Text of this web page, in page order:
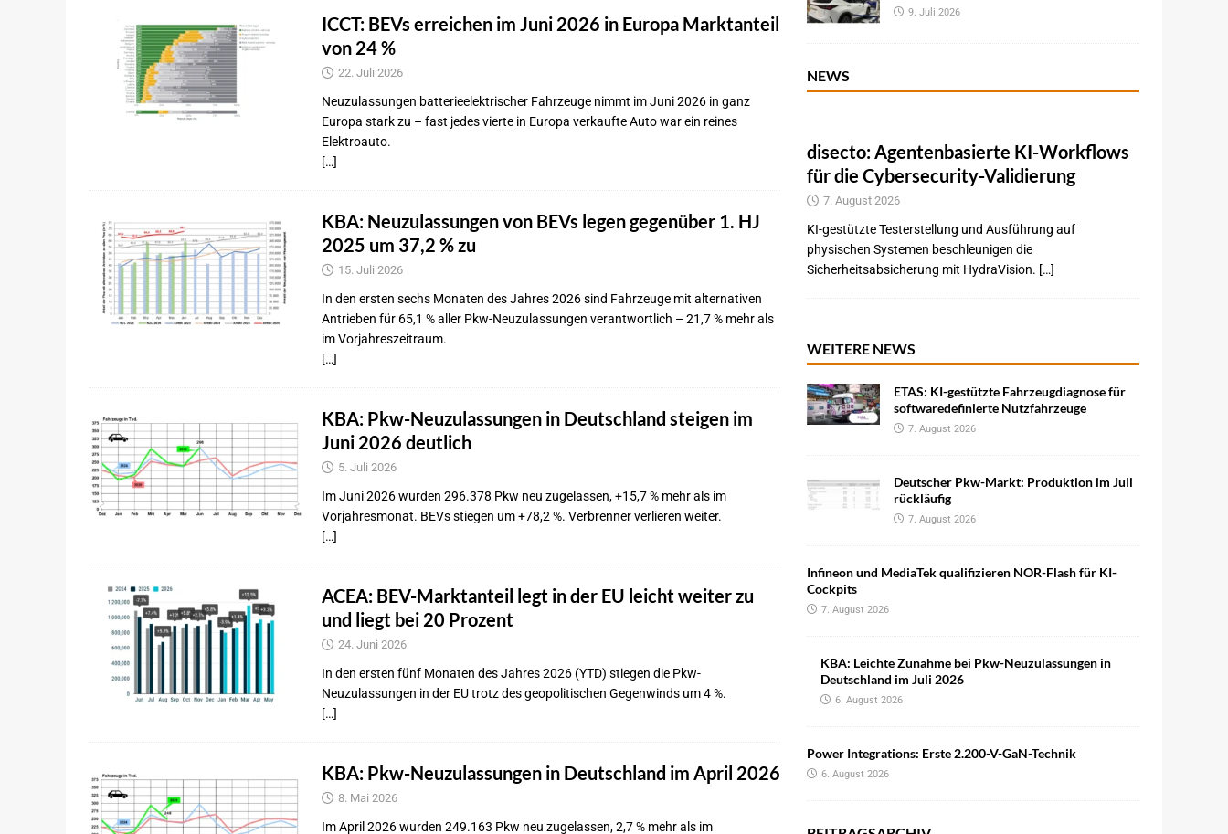
ICCT: BEVs erreichen im Juni 2026 in Europa Marktanteil
von 24 %
22. Juli 2026
Neuzulassungen batterieelektrischer Fahrzeuge nimmt im Juni 2026 in ganz
Europa stark zu – fast jedes vierte in Europa verkaufte Auto war ein reines
Elektroauto.
[…]
KBA: Neuzulassungen von BEVs legen gegenüber 1. HJ
2025 um 37,2 % zu
15. Juli 2026
In den ersten sechs Monaten des Jahres 2026 sind Fahrzeuge mit alternativen
Antrieben für 65,1 % aller Pkw-Neuzulassungen verantwortlich – 21,7 % mehr als
im Vorjahreszeitraum.
[…]
KBA: Pkw-Neuzulassungen in Deutschland steigen im
Juni 2026 deutlich
5. Juli 2026
Im Juni 2026 wurden 296.378 Pkw neu zugelassen, +15,7 % mehr als im
Vorjahresmonat. BEVs stiegen um +78,2 %. Verbrenner verlieren weiter.
[…]
ACEA: BEV-Marktanteil legt in der EU leicht weiter zu
und liegt bei 20 Prozent
24. Juni 2026
In den ersten fünf Monaten des Jahres 2026 (YTD) stiegen die Pkw-
Neuzulassungen in der EU trotz des geopolitischen Gegenwinds um 4 %.
[…]
KBA: Pkw-Neuzulassungen in Deutschland im April 2026
8. Mai 2026
Im April 2026 wurden 249.163 Pkw neu zugelassen, 2,7 % mehr als im
9. Juli 2026
NEWS
disecto: Agentenbasierte KI-Workflows
für die Cybersecurity-Validierung
7. August 2026
KI-gestützte Testerstellung und Ausführung auf
physischen Systemen beschleunigen die
Sicherheitsabsicherung mit HydraVision. […]
WEITERE NEWS
ETAS: KI-gestützte Fahrzeugdiagnose für
softwaredefinierte Nutzfahrzeuge
7. August 2026
Deutscher Pkw-Markt: Produktion im Juli
rückläufig
7. August 2026
Infineon und MediaTek qualifizieren NOR-Flash für KI-
Cockpits
7. August 2026
KBA: Leichte Zunahme bei Pkw-Neuzulassungen in
Deutschland im Juli 2026
6. August 2026
Power Integrations: Erste 2.200-V-GaN-Technik
6. August 2026